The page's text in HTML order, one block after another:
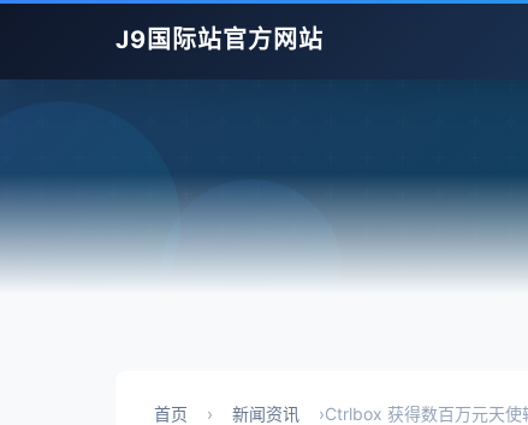
J9国际站官方网站
首页 › 新闻资讯 ›Ctrlbox 获得数百万元天使